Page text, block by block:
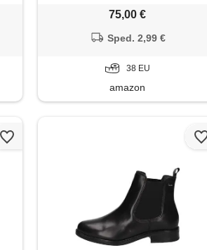
75,00 €
Sped. 2,99 €
38 EU
amazon